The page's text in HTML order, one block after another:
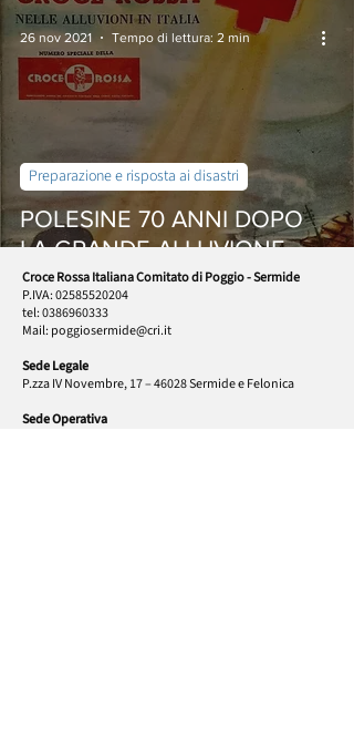
POLESINE 70 ANNI DOPO
LA GRANDE ALLUVIONE
Preparazione e risposta ai disastri
26 nov 2021 Tempo di lettura: 2 min
Croce Rossa Italiana Comitato di Poggio - Sermide
P.IVA:02585520204
tel:0386960333
Mail:poggiosermide@cri.it
Sede Legale
P.zza IV Novembre, 17 – 46028 Sermide e Felonica
Sede Operativa